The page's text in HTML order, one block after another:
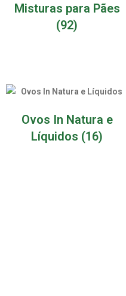
Misturas para Pães
(92)
Ovos In Natura e
Líquidos (16)